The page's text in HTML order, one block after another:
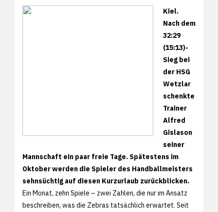
Kiel.
Nach dem
32:29
(15:13)-
Sieg bei
der HSG
Wetzlar
schenkte
Trainer
Alfred
Gislason
seiner
Mannschaft ein paar freie Tage. Spätestens im
Oktober werden die Spieler des Handballmeisters
sehnsüchtig auf diesen Kurzurlaub zurückblicken.
Ein Monat, zehn Spiele – zwei Zahlen, die nur im Ansatz
beschreiben, was die Zebras tatsächlich erwartet. Seit